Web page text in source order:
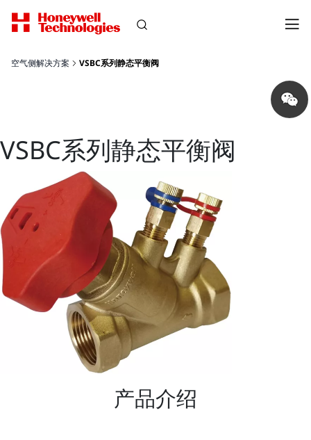
空气侧解决方案 VSBC系列静态平衡阀
Share
on
wechat
VSBC系列静态平衡阀
产品介绍